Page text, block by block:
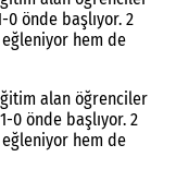
0 önde başlıyor. 2
hem de
alan öğrenciler
0 önde başlıyor. 2
hem de